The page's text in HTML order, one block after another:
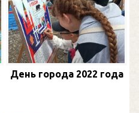
День города 2022 года